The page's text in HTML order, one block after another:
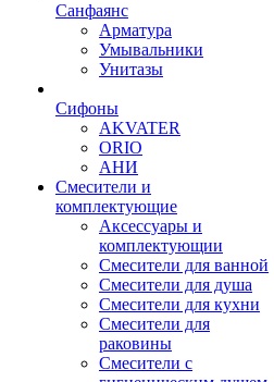
Санфаянс
Арматура
Умывальники
Унитазы
Сифоны
AKVATER
ORIO
АНИ
Смесители и
комплектующие
Аксессуары и
комплектующии
Смесители для ванной
Смесители для душа
Смесители для кухни
Смесители для
раковины
Смесители с